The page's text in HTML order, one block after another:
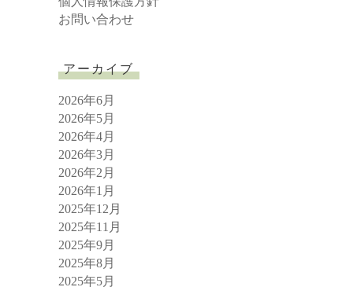
お問い合わせ
アーカイブ
2026年6月
2026年5月
2026年4月
2026年3月
2026年2月
2026年1月
2025年12月
2025年11月
2025年9月
2025年8月
2025年5月